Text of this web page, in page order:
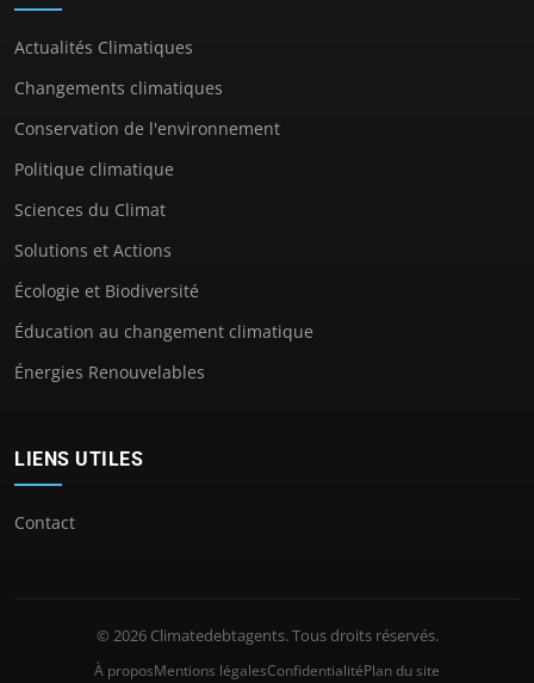
Actualités Climatiques
Changements climatiques
Conservation de l'environnement
Politique climatique
Sciences du Climat
Solutions et Actions
Écologie et Biodiversité
Éducation au changement climatique
Énergies Renouvelables
LIENS UTILES
Contact
© 2026 Climatedebtagents. Tous droits réservés.
À proposMentions légalesConfidentialitéPlan du site